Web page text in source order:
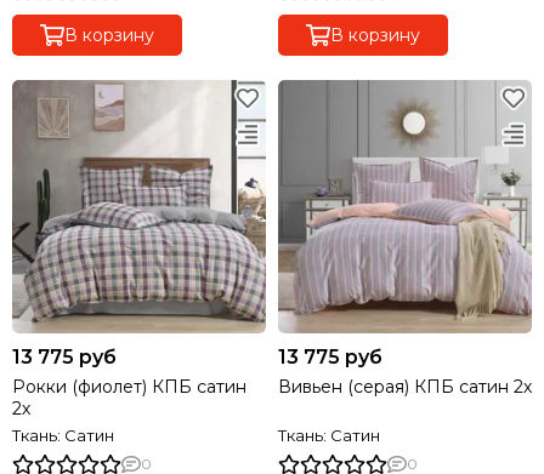
В корзину В корзину
13 775 руб
Рокки (фиолет) КПБ сатин
2х
Ткань: Сатин
0
13 775 руб
Вивьен (серая) КПБ сатин 2х
Ткань: Сатин
0